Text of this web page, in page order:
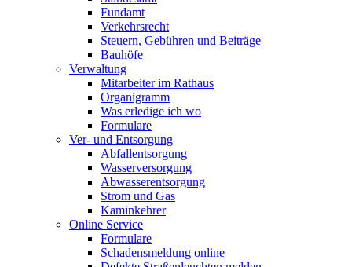
Fundamt
Verkehrsrecht
Steuern, Gebühren und Beiträge
Bauhöfe
Verwaltung
Mitarbeiter im Rathaus
Organigramm
Was erledige ich wo
Formulare
Ver- und Entsorgung
Abfallentsorgung
Wasserversorgung
Abwasserentsorgung
Strom und Gas
Kaminkehrer
Online Service
Formulare
Schadensmeldung online